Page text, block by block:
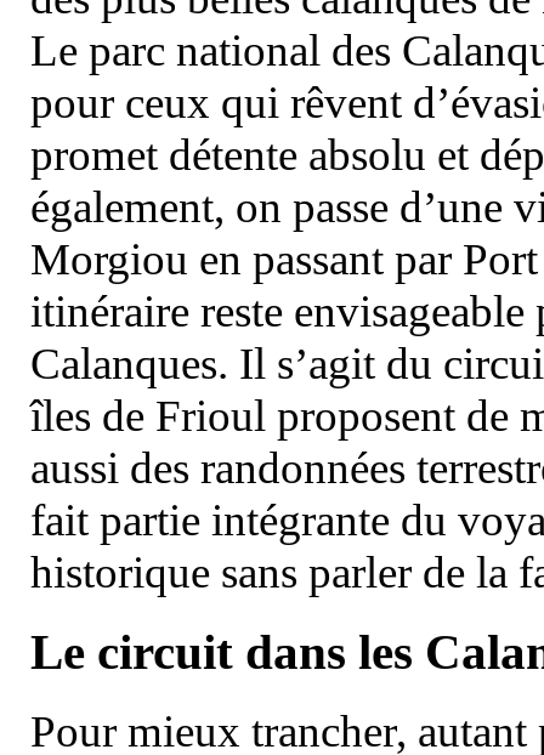
Le parc national des
pour ceux qui rêvent
promet détente absolu et
également, on passe d’une
Morgiou en passant par
itinéraire reste
Calanques. Il s’agit du
îles de Frioul proposent de
aussi des randonnées
fait partie intégrante du
historique sans parler de la
Le circuit dans les
Pour mieux trancher, autant